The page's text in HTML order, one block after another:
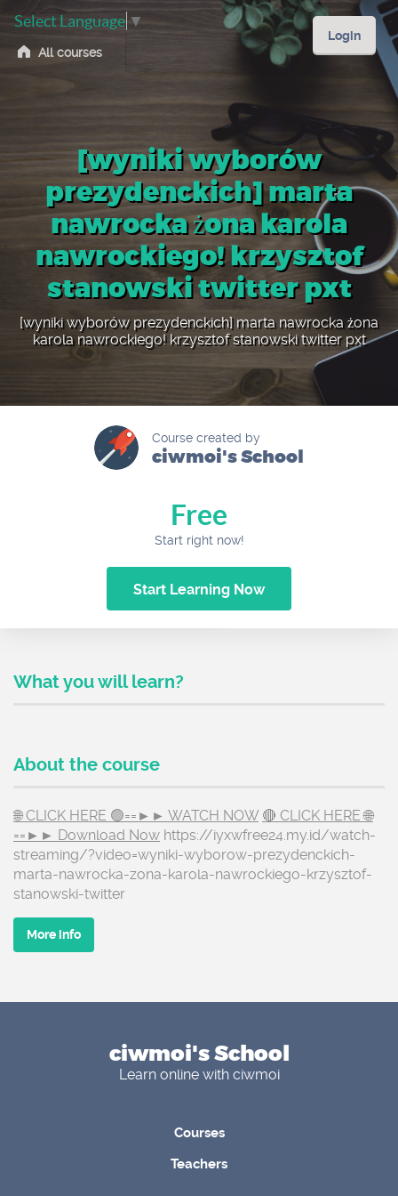
All courses
Select Language ▼
Login
[wyniki wyborów
prezydenckich] marta
nawrocka żona karola
nawrockiego! krzysztof
stanowski twitter pxt
[wyniki wyborów prezydenckich] marta nawrocka żona
karola nawrockiego! krzysztof stanowski twitter pxt
Course created by
ciwmoi's School
Free
Start right now!
Start Learning Now
What you will learn?
About the course
🌐 CLICK HERE 🟢==►► WATCH NOW 🔴 CLICK HERE 🌐
==►► Download Now https://iyxwfree24.my.id/watch-
streaming/?video=wyniki-wyborow-prezydenckich-
marta-nawrocka-zona-karola-nawrockiego-krzysztof-
stanowski-twitter
More info
ciwmoi's School
Learn online with ciwmoi
Courses
Teachers